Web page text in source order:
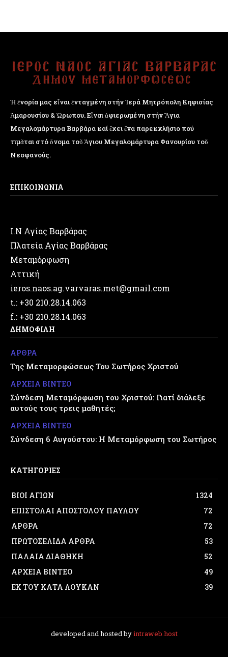
Ἡ ἐνορία μας εἶναι ἐνταγμένη στήν Ἱερά Μητρόπολη Κηφισίας
Ἁμαρουσίου & Ὠρωπου. Εἶναι ἀφιερωμένη στήν Ἅγια
Μεγαλομάρτυρα Βαρβάρα καί ἔχει ἕνα παρεκκλήσιο πού
τιμᾶται στό ὄνομα τοῦ Ἁγιου Μεγαλομάρτυρα Φανουρίου τοῦ
Νεοφανούς.
ΕΠΙΚΟΙΝΩΝΙΑ
Ι.Ν Αγίας Βαρβάρας
Πλατεία Αγίας Βαρβάρας
Μεταμόρφωση
Αττική
ieros.naos.ag.varvaras.met@gmail.com
t.: +30 210.28.14.063
f.: +30 210.28.14.063
ΔΗΜΟΦΙΛΗ
ΑΡΘΡΑ
Της Μεταμορφώσεως Του Σωτήρος Χριστού
ΑΡΧΕΙΑ ΒΙΝΤΕΟ
Σύνδεση Μεταμόρφωση του Χριστού: Γιατί διάλεξε
αυτούς τους τρεις μαθητές;
ΑΡΧΕΙΑ ΒΙΝΤΕΟ
Σύνδεση 6 Αυγούστου: Η Μεταμόρφωση του Σωτήρος
ΚΑΤΗΓΟΡΙΕΣ
ΒΙΟΙ ΑΓΙΩΝ
1324
ΕΠΙΣΤΟΛΑΙ ΑΠΟΣΤΟΛΟΥ ΠΑΥΛΟΥ
72
ΑΡΘΡΑ
72
ΠΡΩΤΟΣΕΛΙΔΑ ΑΡΘΡΑ
53
ΠΑΛΑΙΑ ΔΙΑΘΗΚΗ
52
ΑΡΧΕΙΑ ΒΙΝΤΕΟ
49
ΕΚ ΤΟΥ ΚΑΤΑ ΛΟΥΚΑΝ
39
developed and hosted byintraweb.host